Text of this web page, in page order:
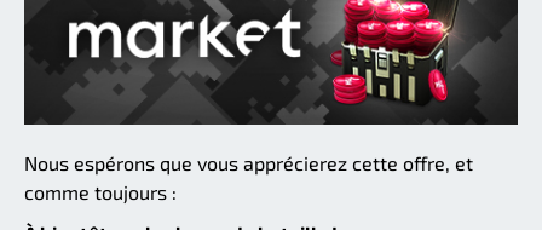
Nous espérons que vous apprécierez cette offre, et
comme toujours :